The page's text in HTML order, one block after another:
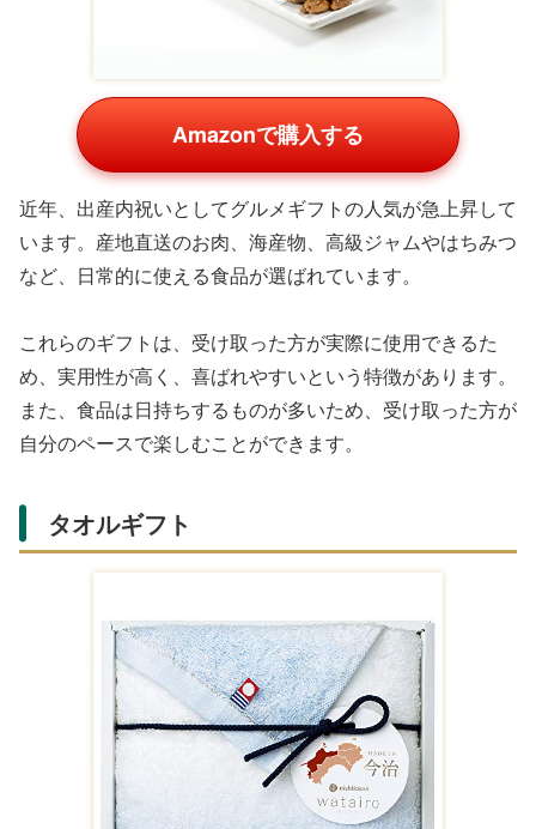
Amazonで購入する
近年、出産内祝いとしてグルメギフトの人気が急上昇して
います。産地直送のお肉、海産物、高級ジャムやはちみつ
など、日常的に使える食品が選ばれています。
これらのギフトは、受け取った方が実際に使用できるた
め、実用性が高く、喜ばれやすいという特徴があります。
また、食品は日持ちするものが多いため、受け取った方が
自分のペースで楽しむことができます。
タオルギフト